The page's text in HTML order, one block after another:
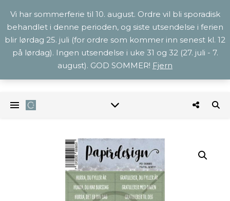
Vi har sommerferie til 10. august. Ordre vil bli sporadisk
behandlet i denne perioden, og siste utsendelse i ferien
blir lørdag 25. juli (for ordre som kommer inn senest kl. 12
på lørdag). Ingen utsendelse i uke 31 og 32 (27. juli - 7.
august). GOD SOMMER! Fjern